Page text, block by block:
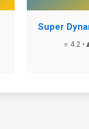
Super
⭐ 4.2 •